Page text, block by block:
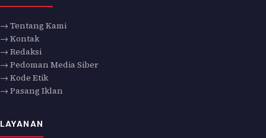
→ Tentang Kami
→ Kontak
→ Redaksi
→ Pedoman Media Siber
→ Kode Etik
→ Pasang Iklan
LAYANAN